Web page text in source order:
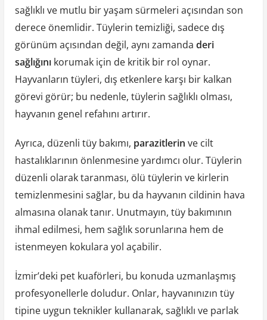
sağlıklı ve mutlu bir yaşam sürmeleri açısından son
derece önemlidir. Tüylerin temizliği, sadece dış
görünüm açısından değil, aynı zamanda deri
sağlığınıkorumak için de kritik bir rol oynar.
Hayvanların tüyleri, dış etkenlere karşı bir kalkan
görevi görür; bu nedenle, tüylerin sağlıklı olması,
hayvanın genel refahını artırır.
Ayrıca, düzenli tüy bakımı, parazitlerin ve cilt
hastalıklarının önlenmesine yardımcı olur. Tüylerin
düzenli olarak taranması, ölü tüylerin ve kirlerin
temizlenmesini sağlar, bu da hayvanın cildinin hava
almasına olanak tanır. Unutmayın, tüy bakımının
ihmal edilmesi, hem sağlık sorunlarına hem de
istenmeyen kokulara yol açabilir.
İzmir’deki pet kuaförleri, bu konuda uzmanlaşmış
profesyonellerle doludur. Onlar, hayvanınızın tüy
tipine uygun teknikler kullanarak, sağlıklı ve parlak